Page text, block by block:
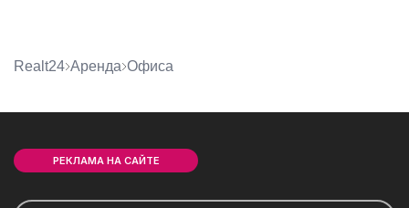
Realt24 Аренда офиса
РЕКЛАМА НА САЙТЕ